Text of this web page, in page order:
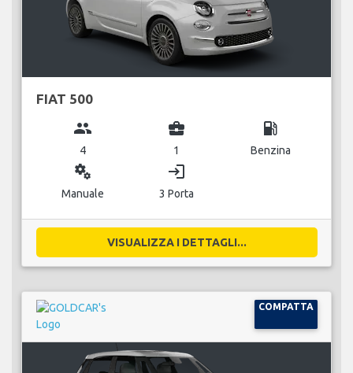
FIAT 500
group
4
business_center
1
local_gas_station
Benzina
miscellaneous_services
Manuale
login
3 Porta
VISUALIZZA I DETTAGLI...
COMPATTA